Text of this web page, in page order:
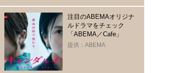
注目のABEMAオリジナ
ルドラマをチェック
「ABEMA／Cafe」
提供：ABEMA